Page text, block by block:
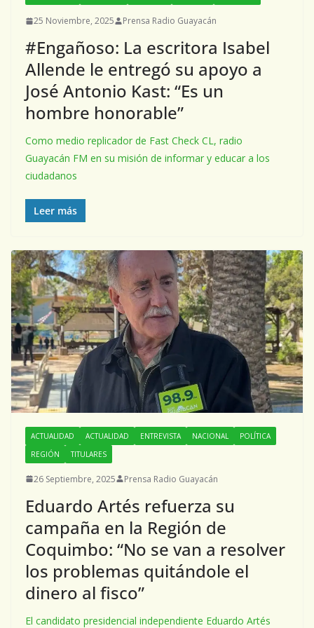
25 Noviembre, 2025 Prensa Radio Guayacán
#Engañoso: La escritora Isabel
Allende le entregó su apoyo a
José Antonio Kast: “Es un
hombre honorable”
Como medio replicador de Fast Check CL, radio
Guayacán FM en su misión de informar y educar a los
ciudadanos
Leer más
ACTUALIDAD ACTUALIDAD ENTREVISTA NACIONAL
POLÍTICA
REGIÓN
TITULARES
26 Septiembre, 2025 Prensa Radio Guayacán
Eduardo Artés refuerza su
campaña en la Región de
Coquimbo: “No se van a resolver
los problemas quitándole el
dinero al fisco”
El candidato presidencial independiente Eduardo Artés